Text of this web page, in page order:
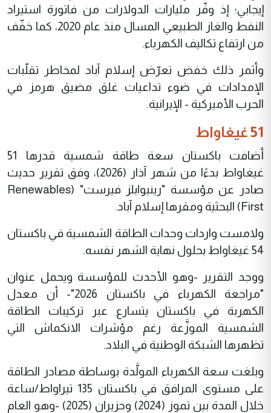
إيجابي؛ إذ وفّر مليارات الدولارات من فاتورة استيراد
النفط والغاز الطبيعي المسال منذ عام 2020، كما خفّف
من ارتفاع تكاليف الكهرباء.
وأثمر ذلك خفض تعرّض إسلام آباد لمخاطر تقلّبات
الإمدادات في ضوء تداعيات غلق مضيق هرمز في
الحرب الأميركية - الإيرانية.
51 غيغاواط
أضافت باكستان سعة طاقة شمسية قدرها 51
غيغاواط بدءًا من شهر آذار (2026)، وفق تقرير حديث
صادر عن مؤسسة "رينيوابلز فيرست" (Renewables
First) البحثية ومقرها إسلام آباد.
ولامست واردات وحدات الطاقة الشمسية في باكستان
54 غيغاواط بحلول نهاية الشهر نفسه.
ووجد التقرير -وهو الأحدث للمؤسسة ويحمل عنوان
"مراجعة الكهرباء في باكستان 2026"- أن معدل
الكهربة في باكستان يتسارع عبر تركيبات الطاقة
الشمسية الموزَّعة رغم مؤشرات الانكماش التي
تظهرها الشبكة الوطنية في البلاد.
وبلغت سعة الكهرباء المولَّدة بوساطة مصادر الطاقة
على مستوى المرافق في باكستان 135 تيراواط/ساعة
خلال المدة بين تموز (2024) وحزيران (2025) -وهو العام